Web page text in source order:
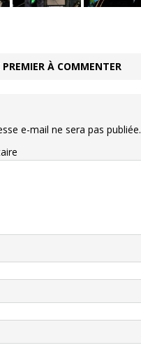
PREMIER À COMMENTER
e-mail ne sera pas publiée.